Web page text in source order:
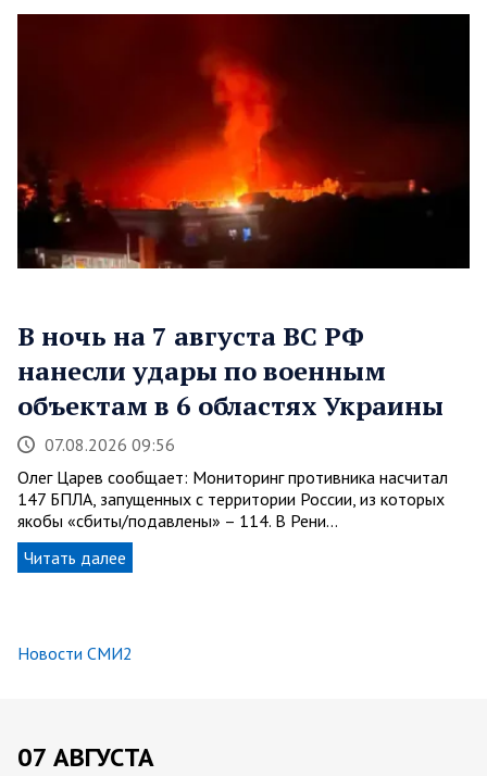
В ночь на 7 августа ВС РФ
нанесли удары по военным
объектам в 6 областях Украины
07.08.2026 09:56
Олег Царев сообщает: Мониторинг противника насчитал
147 БПЛА, запущенных с территории России, из которых
якобы «сбиты/подавлены» – 114. В Рени…
Читать далее
Новости СМИ2
07 АВГУСТА